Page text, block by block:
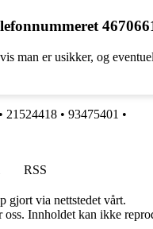
er usikker, og
• 21524418 • 93475401 •
RSS
gjort via nettstedet vårt.
Innholdet kan ikke